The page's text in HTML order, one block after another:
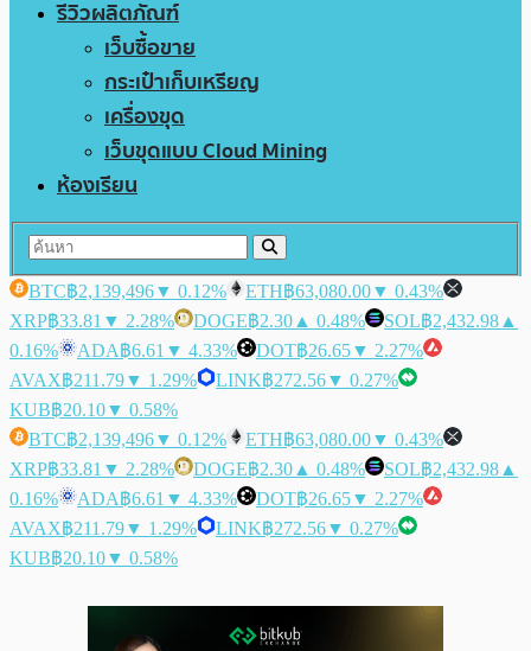
รีวิวผลิตภัณฑ์
เว็บซื้อขาย
กระเป๋าเก็บเหรียญ
เครื่องขุด
เว็บขุดแบบ Cloud Mining
ห้องเรียน
BTC฿2,139,496▼ 0.12% ETH฿63,080.00▼ 0.43%
XRP฿33.81 ▼ 2.28% DOGE฿2.30 ▲ 0.48% SOL฿2,432.98 ▲
0.16%
ADA฿6.61 ▼ 4.33% DOT฿26.65▼ 2.27%
AVAX฿211.79▼ 1.29% LINK฿272.56▼ 0.27%
KUB฿20.10▼ 0.58%
BTC฿2,139,496▼ 0.12% ETH฿63,080.00▼ 0.43%
XRP฿33.81 ▼ 2.28% DOGE฿2.30 ▲ 0.48% SOL฿2,432.98 ▲
0.16%
ADA฿6.61 ▼ 4.33% DOT฿26.65▼ 2.27%
AVAX฿211.79▼ 1.29% LINK฿272.56▼ 0.27%
KUB฿20.10▼ 0.58%